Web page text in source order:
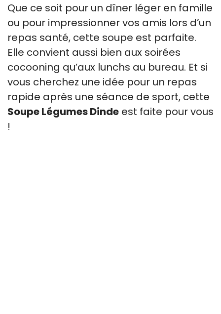
Que ce soit pour un dîner léger en famille
ou pour impressionner vos amis lors d’un
repas santé, cette soupe est parfaite.
Elle convient aussi bien aux soirées
cocooning qu’aux lunchs au bureau. Et si
vous cherchez une idée pour un repas
rapide après une séance de sport, cette
Soupe Légumes Dinde est faite pour vous
!